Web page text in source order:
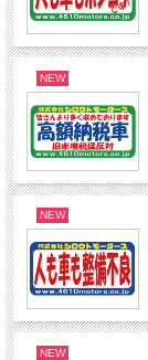
NEW
NEW
NEW